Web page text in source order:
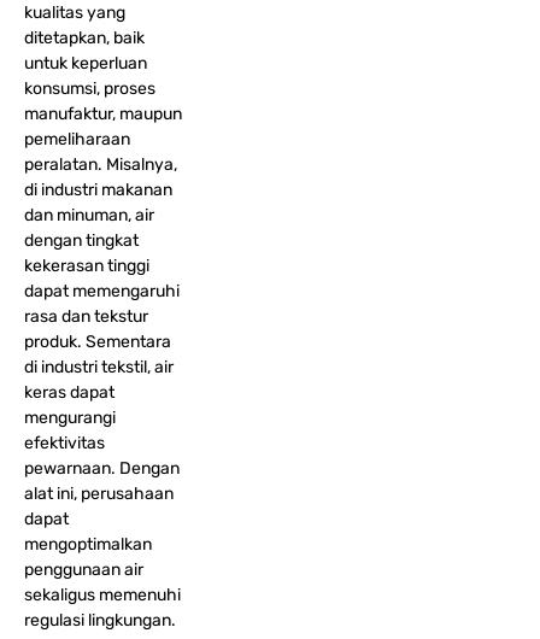
kualitas yang
ditetapkan, baik
untuk keperluan
konsumsi, proses
manufaktur, maupun
pemeliharaan
peralatan. Misalnya,
di industri makanan
dan minuman, air
dengan tingkat
kekerasan tinggi
dapat memengaruhi
rasa dan tekstur
produk. Sementara
di industri tekstil, air
keras dapat
mengurangi
efektivitas
pewarnaan. Dengan
alat ini, perusahaan
dapat
mengoptimalkan
penggunaan air
sekaligus memenuhi
regulasi lingkungan.